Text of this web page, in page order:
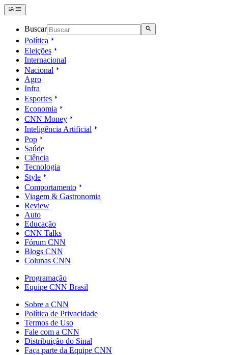
Buscar
Política
Eleições
Internacional
Nacional
Agro
Infra
Esportes
Economia
CNN Money
Inteligência Artificial
Pop
Saúde
Ciência
Tecnologia
Style
Comportamento
Viagem & Gastronomia
Review
Auto
Educação
CNN Talks
Fórum CNN
Blogs CNN
Colunas CNN
Programação
Equipe CNN Brasil
Sobre a CNN
Política de Privacidade
Termos de Uso
Fale com a CNN
Distribuição do Sinal
Faça parte da Equipe CNN